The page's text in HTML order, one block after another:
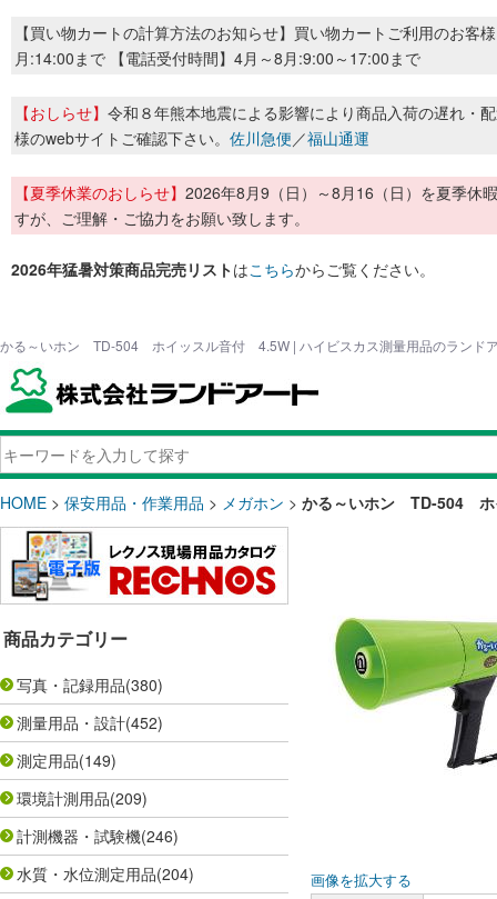
【買い物カートの計算方法のお知らせ】買い物カートご利用のお客
月:14:00まで 【電話受付時間】4月～8月:9:00～17:00まで
【おしらせ】 令和８年熊本地震による影響により商品入荷の遅れ・
様のwebサイトご確認下さい。 佐川急便／福山通運
【夏季休業のおしらせ】 2026年8月9（日）～8月16（日）を夏季休
すが、ご理解・ご協力をお願い致します。
2026年猛暑対策商品完売リストはこちらからご覧ください。
かる～いホン TD-504 ホイッスル音付 4.5W | ハイビスカス測量用品のランド
HOME > 保安用品・作業用品 > メガホン > かる～いホン TD-504
商品カテゴリー
写真・記録用品(380)
測量用品・設計(452)
測定用品(149)
環境計測用品(209)
計測機器・試験機(246)
水質・水位測定用品(204)
画像を拡大する